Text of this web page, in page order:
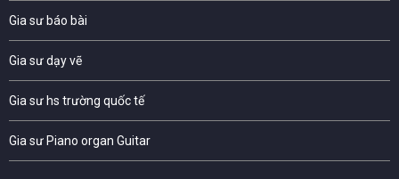
Gia sư báo bài
Gia sư dạy vẽ
Gia sư hs trường quốc tế
Gia sư Piano organ Guitar